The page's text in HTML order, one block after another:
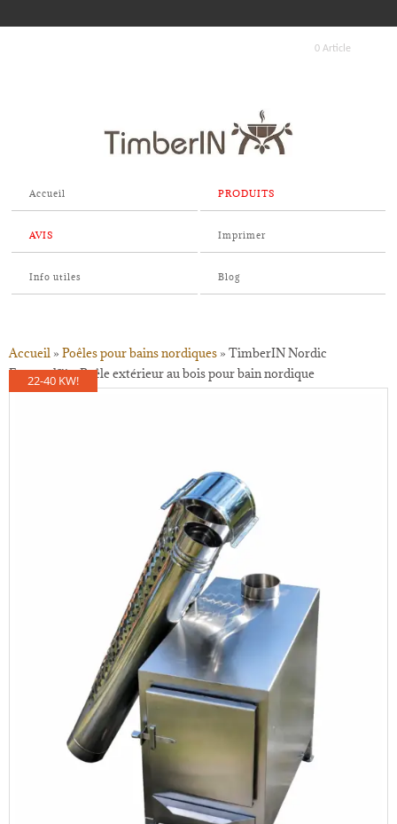
0 Article
Accueil PRODUITS
AVIS Imprimer
Info utiles Blog
Accueil » Poêles pour bains nordiques » TimberIN Nordic
External™ – Poêle extérieur au bois pour bain nordique
22-40 KW!